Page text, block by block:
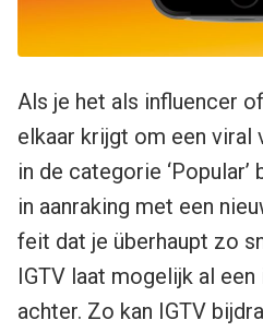
Als je het als influencer
elkaar krijgt om een viral
in de categorie
in aanraking met een
feit dat je überhaupt zo
IGTV laat mogelijk al
achter. Zo kan IGTV